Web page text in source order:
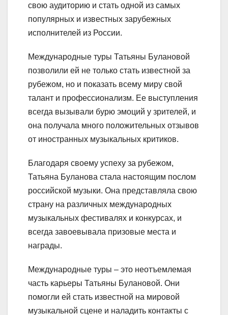
свою аудиторию и стать одной из самых
популярных и известных зарубежных
исполнителей из России.
Международные туры Татьяны Булановой
позволили ей не только стать известной за
рубежом, но и показать всему миру свой
талант и профессионализм. Ее выступления
всегда вызывали бурю эмоций у зрителей, и
она получала много положительных отзывов
от иностранных музыкальных критиков.
Благодаря своему успеху за рубежом,
Татьяна Буланова стала настоящим послом
российской музыки. Она представляла свою
страну на различных международных
музыкальных фестивалях и конкурсах, и
всегда завоевывала призовые места и
награды.
Международные туры – это неотъемлемая
часть карьеры Татьяны Булановой. Они
помогли ей стать известной на мировой
музыкальной сцене и наладить контакты с